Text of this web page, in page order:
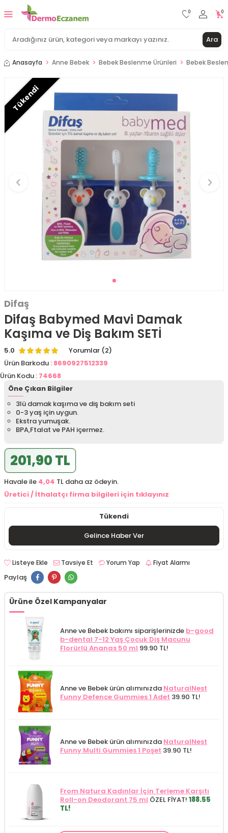
Ara
0 0
Anasayfa Anne Bebek Bebek Beslenme Ürünleri Bebek
Tükendi
Difaş
Difaş Babymed Mavi Damak
Kaşıma ve Diş Bakım SETİ
5.0
Yorumlar (2)
Ürün Barkodu : 8690927512339
Ürün Kodu : 74668
Öne Çıkan Bilgiler
3lü damak kaşıma ve diş bakım seti
0-3 yaş için uygun.
Ekstra yumuşak.
BPA,Ftalat ve PAH içermez.
201,90 TL
Havale ile 4,04 TL daha az ödeyin.
Üretici / İthalatçı firma bilgileri için tıklayınız
Tükendi
Gelince Haber Ver
Listeye Ekle Tavsiye Et Yorum Yap Fiyat Alarmı
Paylaş
Ürüne Özel Kampanyalar
Anne ve Bebek bakımı siparişlerinizde b-good
b-dental 7-12 Yaş Çocuk Diş Macunu
Florürlü Ananas 50 ml 99.90 TL!
Anne ve Bebek ürün alımınızda NaturalNest
Funny Defence Gummies 1 Adet 39.90 TL!
Anne ve Bebek ürün alımınızda NaturalNest
Funny Multi Gummies 1 Poşet 39.90 TL!
From Natura Kadınlar İçin Terleme Karşıtı
Roll-on Deodorant 75 ml ÖZEL FİYAT! 188.55
TL!